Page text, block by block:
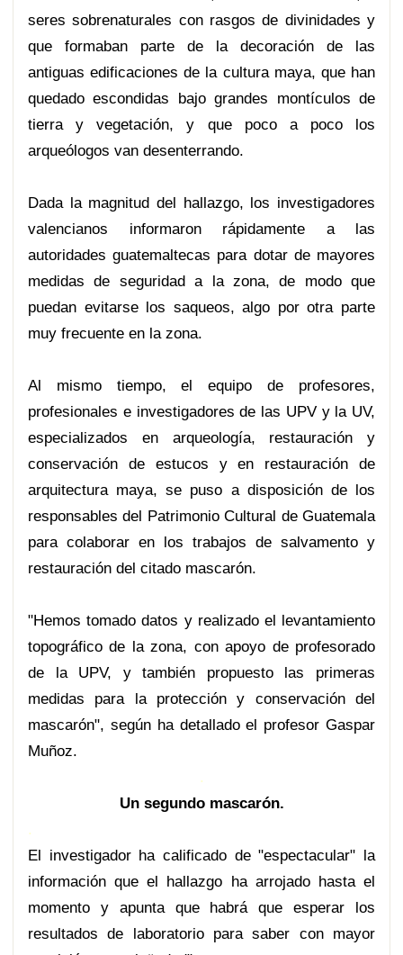
seres sobrenaturales con rasgos de divinidades y
que formaban parte de la decoración de las
antiguas edificaciones de la cultura maya, que han
quedado escondidas bajo grandes montículos de
tierra y vegetación, y que poco a poco los
arqueólogos van desenterrando.
Dada la magnitud del hallazgo, los investigadores
valencianos informaron rápidamente a las
autoridades guatemaltecas para dotar de mayores
medidas de seguridad a la zona, de modo que
puedan evitarse los saqueos, algo por otra parte
muy frecuente en la zona.
Al mismo tiempo, el equipo de profesores,
profesionales e investigadores de las UPV y la UV,
especializados en arqueología, restauración y
conservación de estucos y en restauración de
arquitectura maya, se puso a disposición de los
responsables del Patrimonio Cultural de Guatemala
para colaborar en los trabajos de salvamento y
restauración del citado mascarón.
"Hemos tomado datos y realizado el levantamiento
topográfico de la zona, con apoyo de profesorado
de la UPV, y también propuesto las primeras
medidas para la protección y conservación del
mascarón", según ha detallado el profesor Gaspar
Muñoz.
.
Un segundo mascarón.
.
El investigador ha calificado de "espectacular" la
información que el hallazgo ha arrojado hasta el
momento y apunta que habrá que esperar los
resultados de laboratorio para saber con mayor